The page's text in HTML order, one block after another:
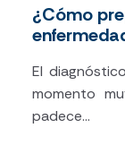
¿Cómo
El
momento
padece...